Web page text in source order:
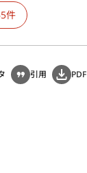
件
引用 PDF